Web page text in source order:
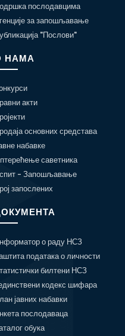
послодавцима
за запошљавање
"Послови"
НАМА
акти
основних средстава
набавке
саветника
- Запошљавање
запослених
о раду НСЗ
података о личности
билтени НСЗ
кодекс шифара
јавних набавки
послодаваца
обука